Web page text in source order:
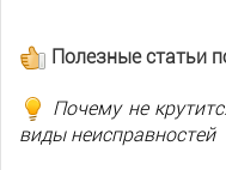
Полезные статьи
Почему не
виды неисправностей